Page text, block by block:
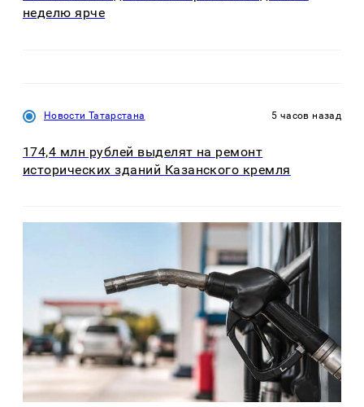
неделю ярче
Новости Татарстана 5 часов назад
174,4 млн рублей выделят на ремонт
исторических зданий Казанского кремля